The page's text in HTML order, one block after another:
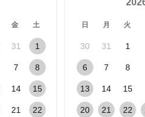
金 土
31 1
7 8
14 15
21 22
日 月 火
30 31 1
6 7 8
13 14 15
20 21 22